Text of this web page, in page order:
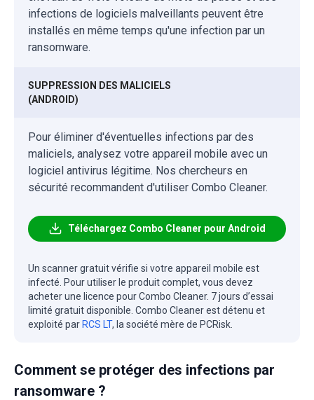
infections de logiciels malveillants peuvent être
installés en même temps qu'une infection par un
ransomware.
SUPPRESSION DES MALICIELS
(ANDROID)
Pour éliminer d'éventuelles infections par des
maliciels, analysez votre appareil mobile avec un
logiciel antivirus légitime. Nos chercheurs en
sécurité recommandent d'utiliser Combo Cleaner.
Téléchargez Combo Cleaner pour Android
Un scanner gratuit vérifie si votre appareil mobile est
infecté. Pour utiliser le produit complet, vous devez
acheter une licence pour Combo Cleaner. 7 jours d’essai
limité gratuit disponible. Combo Cleaner est détenu et
exploité par RCS LT, la société mère de PCRisk.
Comment se protéger des infections par
ransomware ?